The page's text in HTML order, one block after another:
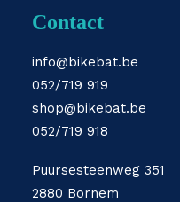
Contact
info@bikebat.be
052/719 919
shop@bikebat.be
052/719 918
Puursesteenweg 351
2880 Bornem